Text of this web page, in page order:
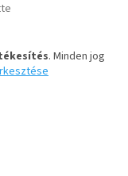
. Minden jog